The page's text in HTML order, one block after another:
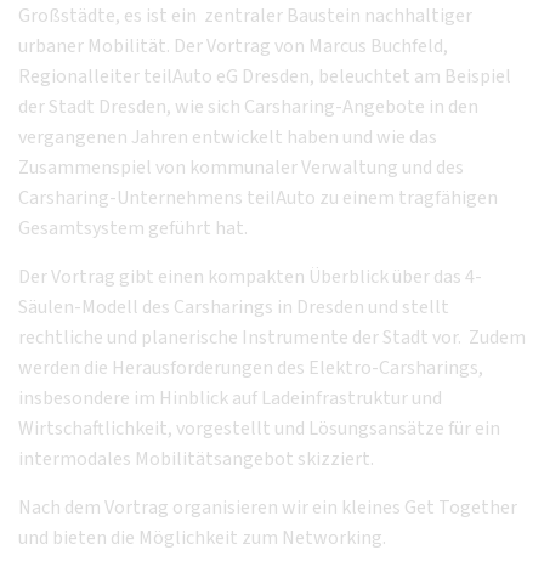
Großstädte, es ist ein zentraler Baustein nachhaltiger
urbaner Mobilität. Der Vortrag von Marcus Buchfeld,
Regionalleiter teilAuto eG Dresden, beleuchtet am Beispiel
der Stadt Dresden, wie sich Carsharing-Angebote in den
vergangenen Jahren entwickelt haben und wie das
Zusammenspiel von kommunaler Verwaltung und des
Carsharing-Unternehmens teilAuto zu einem tragfähigen
Gesamtsystem geführt hat.
Der Vortrag gibt einen kompakten Überblick über das 4-
Säulen-Modell des Carsharings in Dresden und stellt
rechtliche und planerische Instrumente der Stadt vor. Zudem
werden die Herausforderungen des Elektro-Carsharings,
insbesondere im Hinblick auf Ladeinfrastruktur und
Wirtschaftlichkeit, vorgestellt und Lösungsansätze für ein
intermodales Mobilitätsangebot skizziert.
Nach dem Vortrag organisieren wir ein kleines Get Together
und bieten die Möglichkeit zum Networking.